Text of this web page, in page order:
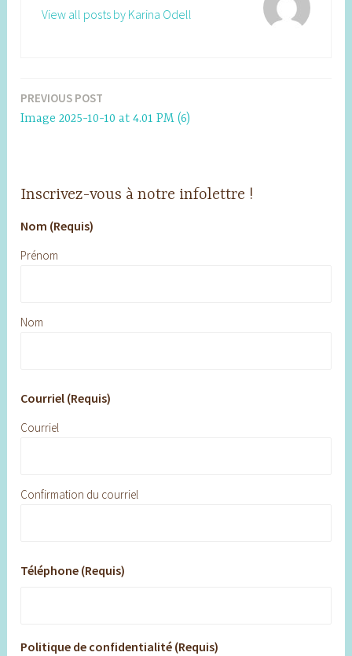
View all posts by Karina Odell
Post
navigation
PREVIOUS POST
Image 2025-10-10 at 4.01 PM (6)
Inscrivez-vous à notre infolettre !
Nom (Requis)
Prénom
Nom
Courriel (Requis)
Courriel
Confirmation du courriel
Téléphone (Requis)
Politique de confidentialité (Requis)